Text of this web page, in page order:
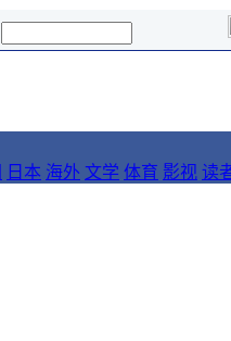
日本 海外 文学 体育 影视 读